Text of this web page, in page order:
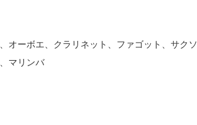
オーボエ、クラリネット、ファゴット、サクソ
マリンバ